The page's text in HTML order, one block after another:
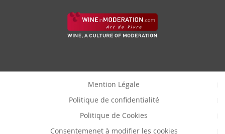
Mention Légale
Politique de confidentialité
Politique de Cookies
Consentemenet à modifier les cookies